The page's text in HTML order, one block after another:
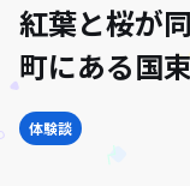
紅葉と桜が
町にある国
体験談